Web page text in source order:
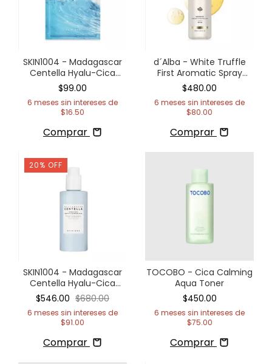
SKIN1004 - Madagascar
Centella Hyalu-Cica
Hydrating Mask
$99.00
6 meses sin intereses de
$16.50
Comprar
d´Alba - White Truffle
First Aromatic Spray
Serum
$480.00
6 meses sin intereses de
$80.00
Comprar
20% OFF
SKIN1004 - Madagascar
Centella Hyalu-Cica
Gentle Cleansing Milk
$546.00 $680.00
6 meses sin intereses de
$91.00
Comprar
TOCOBO - Cica Calming
Aqua Toner
$450.00
6 meses sin intereses de
$75.00
Comprar